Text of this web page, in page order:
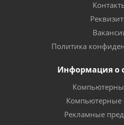
Политика
Информация о
Компьютерные
Рекламные